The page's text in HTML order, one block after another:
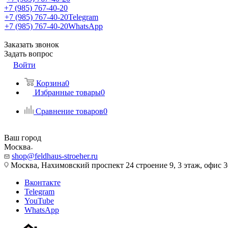
+7 (985) 767-40-20
+7 (985) 767-40-20Telegram
+7 (985) 767-40-20WhatsApp
Заказать звонок
Задать вопрос
Войти
Корзина0
Избранные товары0
Сравнение товаров0
Ваш город
Москва
shop@feldhaus-stroeher.ru
Москва, Нахимовский проспект 24 строение 9, 3 этаж, офис
Вконтакте
Telegram
YouTube
WhatsApp